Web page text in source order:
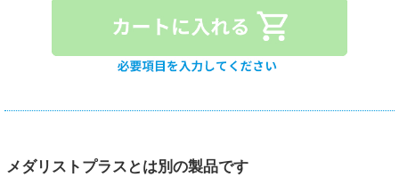
メダリストプラスとは別の製品です